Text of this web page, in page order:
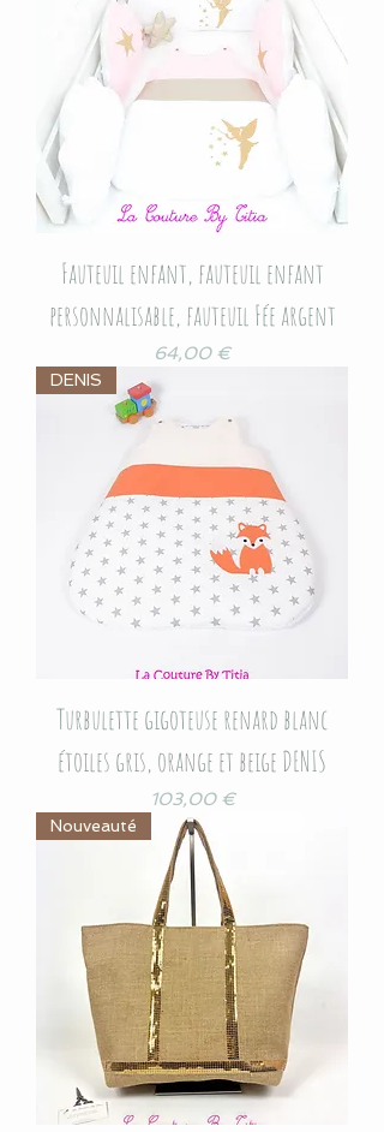
Fauteuil enfant, fauteuil enfant
personnalisable, fauteuil Fée argent
Prix
64,00 €
DENIS
Turbulette gigoteuse renard blanc
étoiles gris, orange et beige DENIS
Prix
103,00 €
Nouveauté